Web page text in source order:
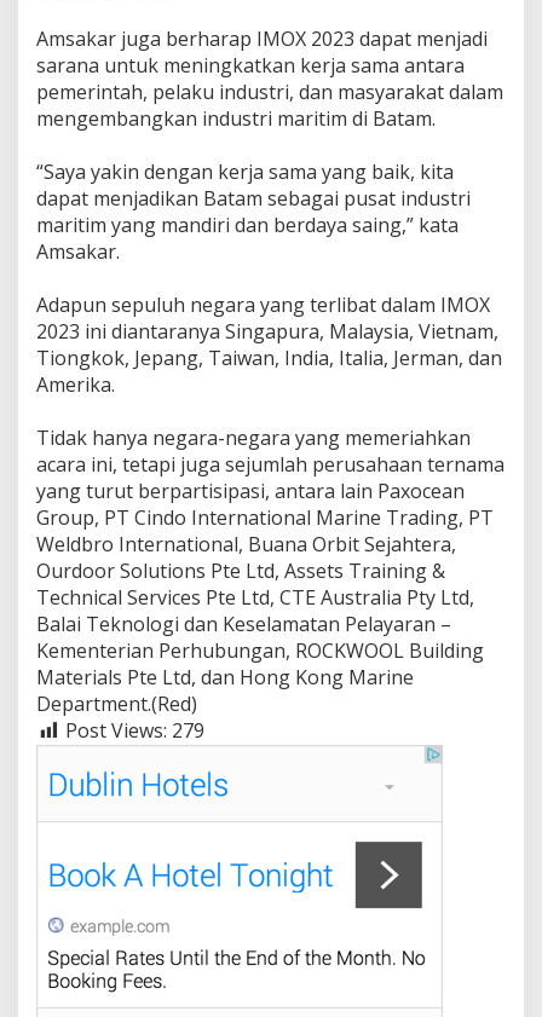
Amsakar juga berharap IMOX 2023 dapat menjadi
sarana untuk meningkatkan kerja sama antara
pemerintah, pelaku industri, dan masyarakat dalam
mengembangkan industri maritim di Batam.
“Saya yakin dengan kerja sama yang baik, kita
dapat menjadikan Batam sebagai pusat industri
maritim yang mandiri dan berdaya saing,” kata
Amsakar.
Adapun sepuluh negara yang terlibat dalam IMOX
2023 ini diantaranya Singapura, Malaysia, Vietnam,
Tiongkok, Jepang, Taiwan, India, Italia, Jerman, dan
Amerika.
Tidak hanya negara-negara yang memeriahkan
acara ini, tetapi juga sejumlah perusahaan ternama
yang turut berpartisipasi, antara lain Paxocean
Group, PT Cindo International Marine Trading, PT
Weldbro International, Buana Orbit Sejahtera,
Ourdoor Solutions Pte Ltd, Assets Training &
Technical Services Pte Ltd, CTE Australia Pty Ltd,
Balai Teknologi dan Keselamatan Pelayaran –
Kementerian Perhubungan, ROCKWOOL Building
Materials Pte Ltd, dan Hong Kong Marine
Department.(Red)
Post Views: 279